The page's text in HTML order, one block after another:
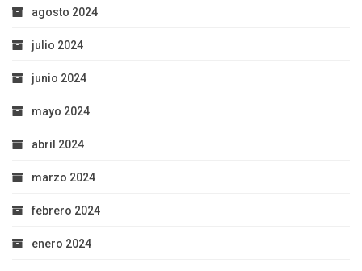
agosto 2024
julio 2024
junio 2024
mayo 2024
abril 2024
marzo 2024
febrero 2024
enero 2024